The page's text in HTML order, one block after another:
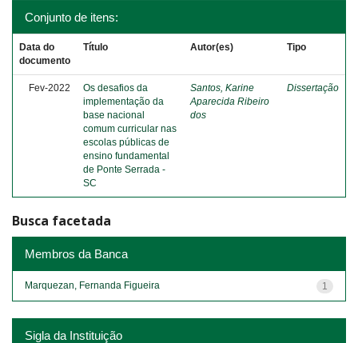
Conjunto de itens:
Data do
documento
Título Autor(es) Tipo
Fev-2022
Os desafios da
implementação da
base nacional
comum curricular nas
escolas públicas de
ensino fundamental
de Ponte Serrada -
SC
Santos, Karine
Aparecida Ribeiro
dos
Dissertação
Busca facetada
Membros da Banca
1
Marquezan, Fernanda Figueira
Sigla da Instituição